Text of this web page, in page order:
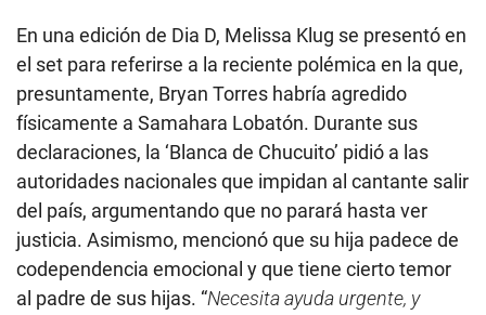
En una edición de Dia D, Melissa Klug se presentó en
el set para referirse a la reciente polémica en la que,
presuntamente, Bryan Torres habría agredido
físicamente a Samahara Lobatón. Durante sus
declaraciones, la ‘Blanca de Chucuito’ pidió a las
autoridades nacionales que impidan al cantante salir
del país, argumentando que no parará hasta ver
justicia. Asimismo, mencionó que su hija padece de
codependencia emocional y que tiene cierto temor
al padre de sus hijas. “Necesita ayuda urgente, y